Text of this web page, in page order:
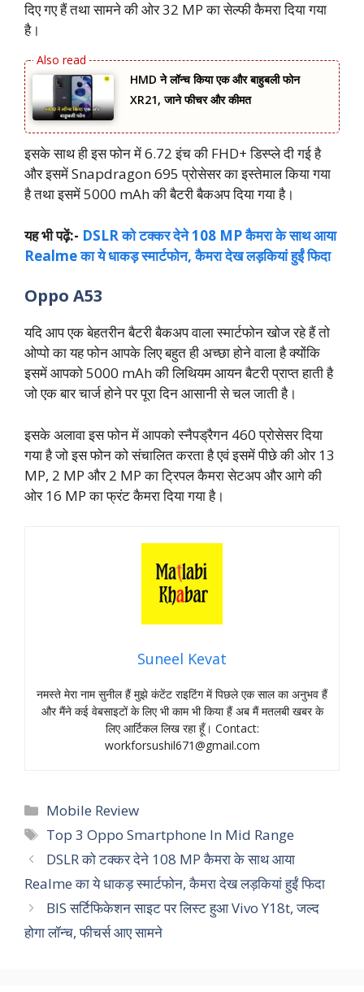
दिए गए हैं तथा सामने की ओर 32 MP का सेल्फी कैमरा दिया गया
है।
HMD ने लॉन्च किया एक और बाहुबली फोन
XR21, जाने फीचर और कीमत
इसके साथ ही इस फोन में 6.72 इंच की FHD+ डिस्प्ले दी गई है
और इसमें Snapdragon 695 प्रोसेसर का इस्तेमाल किया गया
है तथा इसमें 5000 mAh की बैटरी बैकअप दिया गया है।
यह भी पढ़ें:- DSLR को टक्‍कर देने 108 MP कैमरा के साथ आया
Realme का ये धाकड़ स्‍मार्टफोन, कैमरा देख लड़कियां हुईं फिदा
Oppo A53
यदि आप एक बेहतरीन बैटरी बैकअप वाला स्मार्टफोन खोज रहे हैं तो
ओप्पो का यह फोन आपके लिए बहुत ही अच्छा होने वाला है क्योंकि
इसमें आपको 5000 mAh की लिथियम आयन बैटरी प्राप्त हाती है
जो एक बार चार्ज होने पर पूरा दिन आसानी से चल जाती है।
इसके अलावा इस फोन में आपको स्नैपड्रैगन 460 प्रोसेसर दिया
गया है जो इस फोन को संचालित करता है एवं इसमें पीछे की ओर 13
MP, 2 MP और 2 MP का ट्रिपल कैमरा सेटअप और आगे की
ओर 16 MP का फ्रंट कैमरा दिया गया है।
Suneel Kevat
नमस्‍ते मेरा नाम सुनील हैं मुझे कंटेंट राइटिंग में पिछले एक साल का अनुभव हैं
और मैंने कई वेबसाइटों के लिए भी काम भी किया हैं अब मैं मतलबी खबर के
लिए आर्टिकल लिख रहा हूँ। Contact:
workforsushil671@gmail.com
Categories
Mobile Review
Tags
Top 3 Oppo Smartphone In Mid Range
DSLR को टक्‍कर देने 108 MP कैमरा के साथ आया
Realme का ये धाकड़ स्‍मार्टफोन, कैमरा देख लड़कियां हुईं फिदा
BIS सर्टिफिकेशन साइट पर लिस्ट हुआ Vivo Y18t, जल्द
होगा लॉन्च, फीचर्स आए सामने